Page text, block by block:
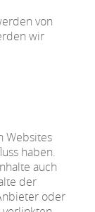
von
wir
Websites
haben.
auch
der
oder